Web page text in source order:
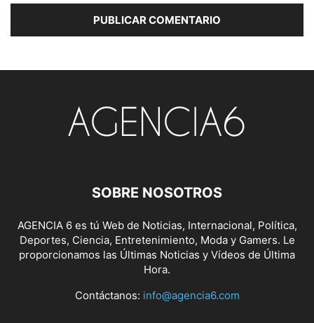
SOBRE NOSOTROS
AGENCIA 6 es tú Web de Noticias, Internacional, Política,
Deportes, Ciencia, Entretenimiento, Moda y Gamers. Le
proporcionamos las Últimas Noticias y Vídeos de Última
Hora.
Contáctanos: info@agencia6.com